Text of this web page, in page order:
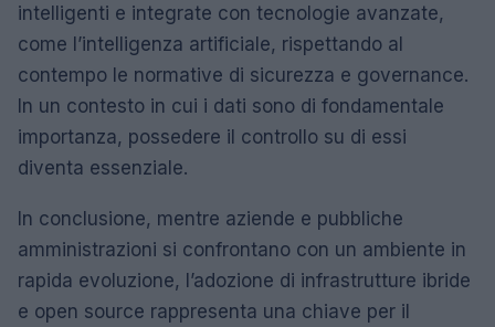
intelligenti e integrate con tecnologie avanzate,
come l’intelligenza artificiale, rispettando al
contempo le normative di sicurezza e governance.
In un contesto in cui i dati sono di fondamentale
importanza, possedere il controllo su di essi
diventa essenziale.
In conclusione, mentre aziende e pubbliche
amministrazioni si confrontano con un ambiente in
rapida evoluzione, l’adozione di infrastrutture ibride
e open source rappresenta una chiave per il